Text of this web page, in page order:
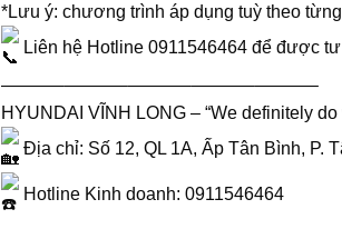
*Lưu ý: chương trình áp dụng tuỳ theo
Liên hệ Hotline 0911546464 để được
———–———–———–———–———–
HYUNDAI VĨNH LONG – “We definitely
Địa chỉ: Số 12, QL 1A, Ấp Tân Bình, P.
Hotline Kinh doanh: 0911546464